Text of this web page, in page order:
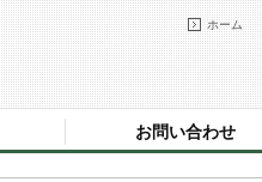
ホーム
お問い合わせ